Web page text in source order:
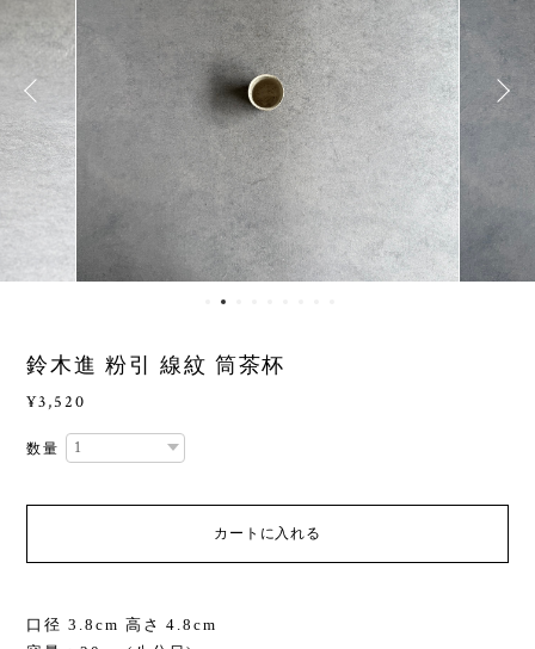
鈴木進 粉引 線紋 筒茶杯
¥3,520
数量
カートに入れる
口径 3.8cm 高さ 4.8cm